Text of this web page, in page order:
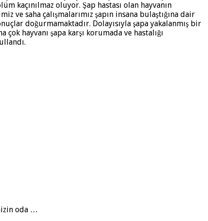
kaçınılmaz oluyor. Şap hastası olan hayvanın
saha çalışmalarımız şapın insana bulaştığına dair
doğurmamaktadır. Dolayısıyla şapa yakalanmış bir
hayvanı şapa karşı korumada ve hastalığı
oda …